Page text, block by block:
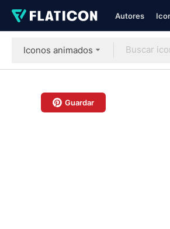
Autores
Iconos animados
Guardar